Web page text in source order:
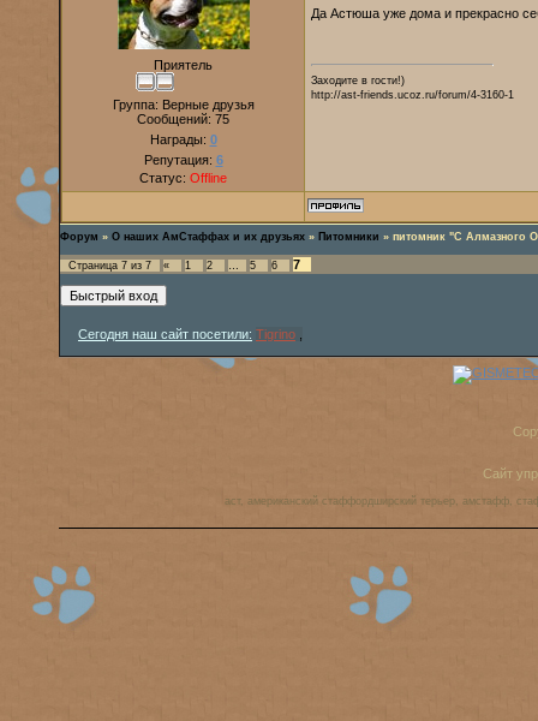
Приятель
Группа: Верные друзья
Сообщений: 75
Награды: 0
Репутация: 6
Статус: Offline
Да Астюша уже дома и прекрасно
Заходите в гости!)
http://ast-friends.ucoz.ru/forum/4-3160-1
Форум » О наших АмСтаффах и их друзьях » Питомники » питомник "С Алмазного
Страница 7 из 7 « 1 2 … 5 6 7
Сегодня наш сайт посетили: Tigrino
Сайт
аст, американский стаффордширский терьер, амстафф,